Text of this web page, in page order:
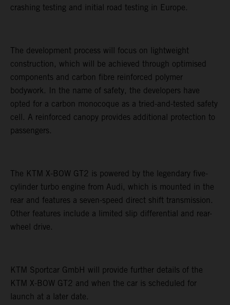
crashing testing and initial road testing in Europe.
The development process will focus on lightweight
construction, which will be achieved through optimised
components and carbon fibre reinforced polymer
bodywork. In the name of safety, the developers have
opted for a carbon monocoque as a tried-and-tested safety
cell. A reinforced canopy provides additional protection to
passengers.
The KTM X-BOW GT2 is powered by the legendary five-
cylinder turbo engine from Audi, which is mounted in the
rear and features a seven-speed direct shift transmission.
Other features include a limited slip differential and rear-
wheel drive.
KTM Sportcar GmbH will provide further details of the
KTM X-BOW GT2 and when the car is scheduled for
launch at a later date.